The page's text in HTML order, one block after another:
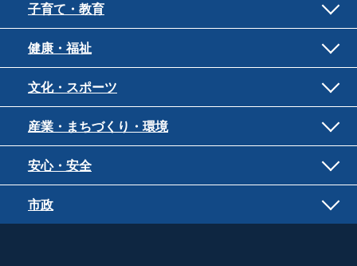
子育て・教育
健康・福祉
文化・スポーツ
産業・まちづくり・環境
安心・安全
市政